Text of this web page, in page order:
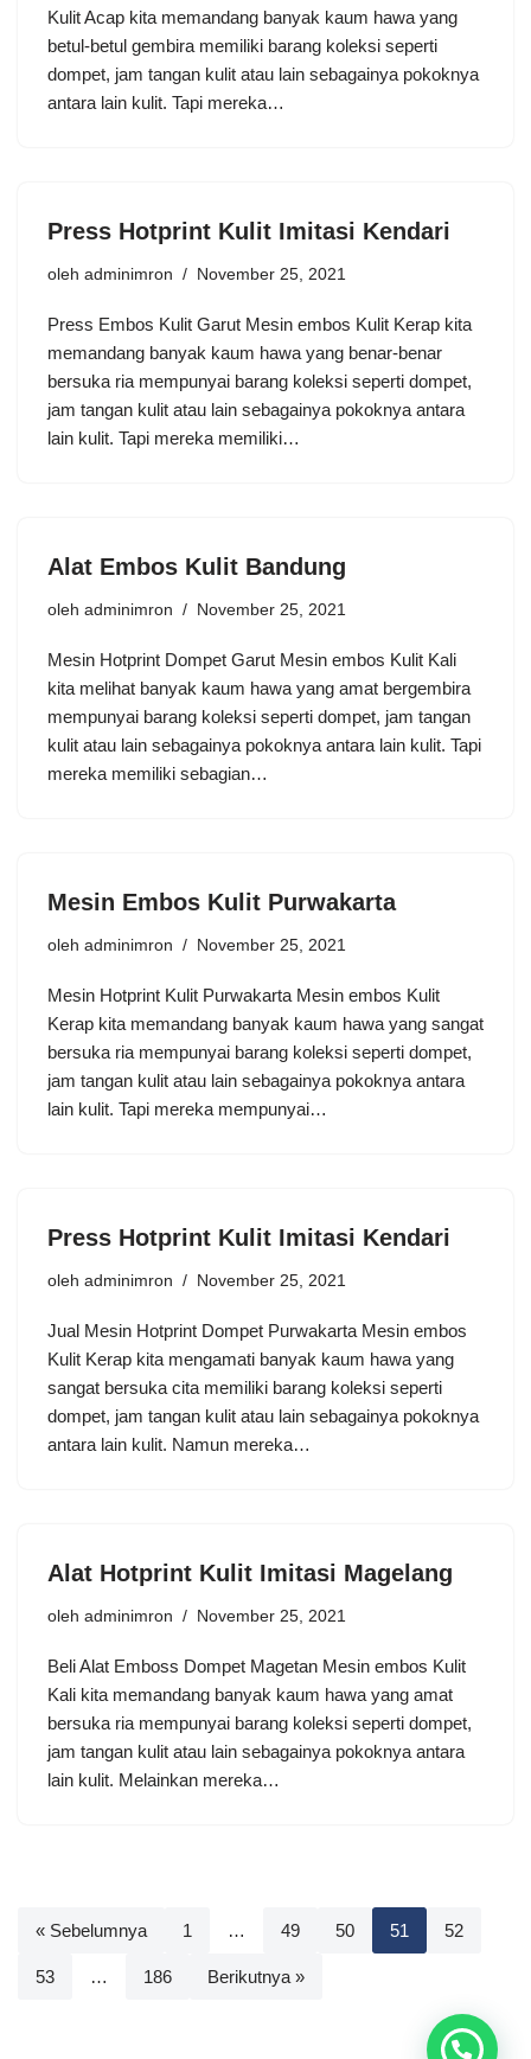
Kulit Acap kita memandang banyak kaum hawa yang
betul-betul gembira memiliki barang koleksi seperti
dompet, jam tangan kulit atau lain sebagainya pokoknya
antara lain kulit. Tapi mereka…
Press Hotprint Kulit Imitasi Kendari
oleh adminimron November 25, 2021
Press Embos Kulit Garut Mesin embos Kulit Kerap kita
memandang banyak kaum hawa yang benar-benar
bersuka ria mempunyai barang koleksi seperti dompet,
jam tangan kulit atau lain sebagainya pokoknya antara
lain kulit. Tapi mereka memiliki…
Alat Embos Kulit Bandung
oleh adminimron November 25, 2021
Mesin Hotprint Dompet Garut Mesin embos Kulit Kali
kita melihat banyak kaum hawa yang amat bergembira
mempunyai barang koleksi seperti dompet, jam tangan
kulit atau lain sebagainya pokoknya antara lain kulit. Tapi
mereka memiliki sebagian…
Mesin Embos Kulit Purwakarta
oleh adminimron November 25, 2021
Mesin Hotprint Kulit Purwakarta Mesin embos Kulit
Kerap kita memandang banyak kaum hawa yang sangat
bersuka ria mempunyai barang koleksi seperti dompet,
jam tangan kulit atau lain sebagainya pokoknya antara
lain kulit. Tapi mereka mempunyai…
Press Hotprint Kulit Imitasi Kendari
oleh adminimron November 25, 2021
Jual Mesin Hotprint Dompet Purwakarta Mesin embos
Kulit Kerap kita mengamati banyak kaum hawa yang
sangat bersuka cita memiliki barang koleksi seperti
dompet, jam tangan kulit atau lain sebagainya pokoknya
antara lain kulit. Namun mereka…
Alat Hotprint Kulit Imitasi Magelang
oleh adminimron November 25, 2021
Beli Alat Emboss Dompet Magetan Mesin embos Kulit
Kali kita memandang banyak kaum hawa yang amat
bersuka ria mempunyai barang koleksi seperti dompet,
jam tangan kulit atau lain sebagainya pokoknya antara
lain kulit. Melainkan mereka…
« Sebelumnya 1 … 49 50 51 52
53 … 186 Berikutnya »